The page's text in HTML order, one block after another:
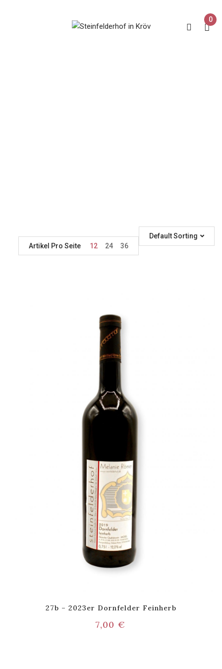
0
Default Sorting
Artikel Pro Seite
12 24 36
27b – 2023er Dornfelder Feinherb
7,00€